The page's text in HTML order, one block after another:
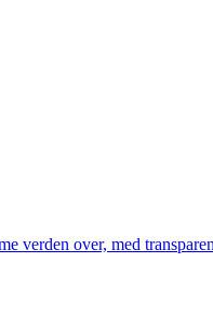
verden over, med